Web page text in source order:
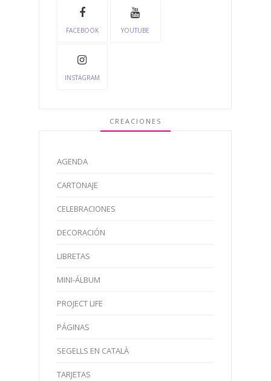
FACEBOOK YOUTUBE
INSTAGRAM
CREACIONES
AGENDA
CARTONAJE
CELEBRACIONES
DECORACIÓN
LIBRETAS
MINI-ÁLBUM
PROJECT LIFE
PÁGINAS
SEGELLS EN CATALÀ
TARJETAS